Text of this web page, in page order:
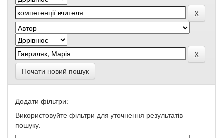
Почати новий пошук
Додати фільтри:
Використовуйте фільтри для уточнення результатів
пошуку.